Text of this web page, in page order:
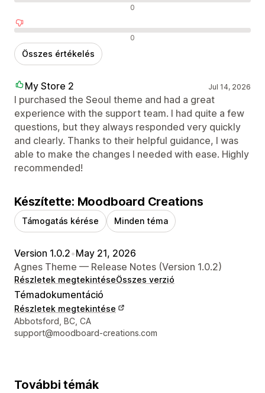
0
0
Összes értékelés
My Store 2 Jul 14, 2026
I purchased the Seoul theme and had a great
experience with the support team. I had quite a few
questions, but they always responded very quickly
and clearly. Thanks to their helpful guidance, I was
able to make the changes I needed with ease. Highly
recommended!
Készítette: Moodboard Creations
Támogatás kérése Minden téma
Version 1.0.2•May 21, 2026
Agnes Theme — Release Notes (Version 1.0.2)
Részletek megtekintéseÖsszes verzió
Témadokumentáció
Részletek megtekintése
Dizájner kapcsolattartási adatai
Abbotsford, BC, CA
support@moodboard-creations.com
További témák